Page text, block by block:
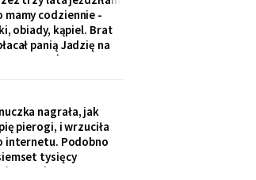
obiad? Wrócimy
mamy codziennie -
obiady, kąpiel. Brat
panią Jadzię na
poranków w
„twoja
za opiekunkę,
tysięcy. Mama by
chciała".
nagrała, jak
pierogi, i wrzuciła
internetu. Podobno
tysięcy
- ludzie z